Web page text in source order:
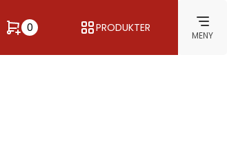
0 PRODUKTER
MENY